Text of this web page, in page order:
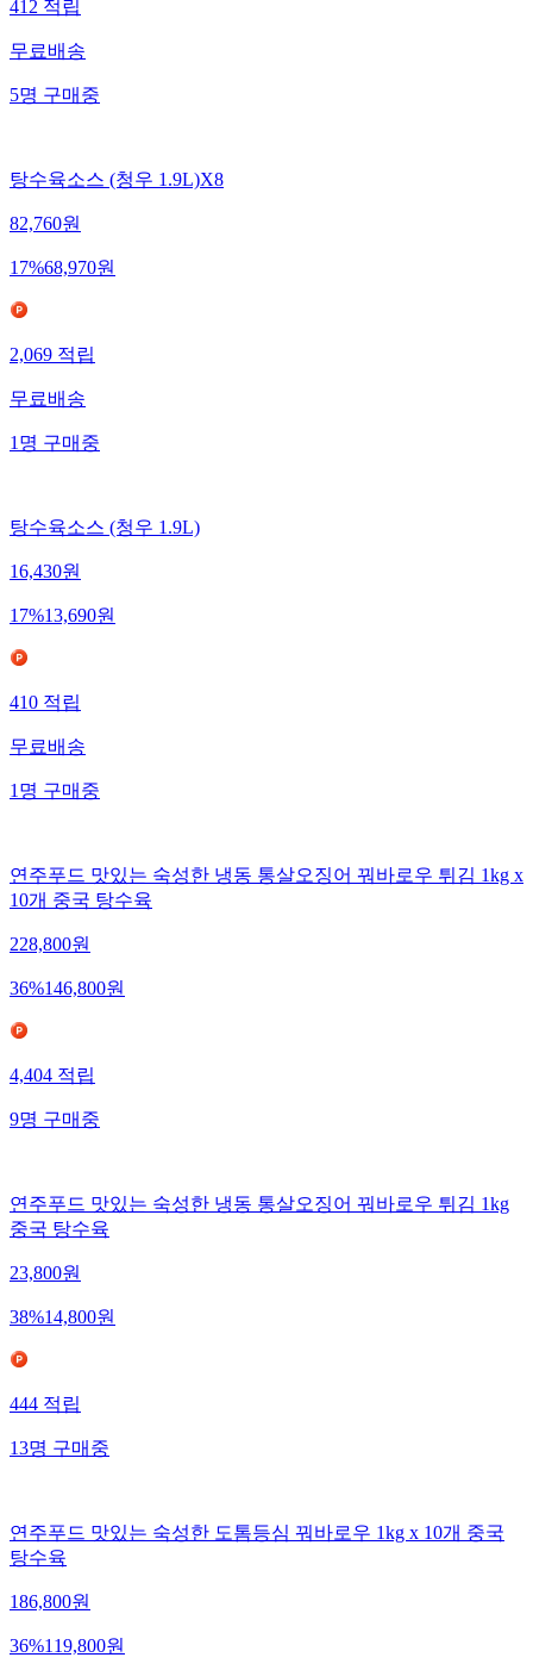
412적립
무료배송
5명구매중
탕수육소스 (청우 1.9L)X8
82,760원
17%68,970원
2,069적립
무료배송
1명구매중
탕수육소스 (청우 1.9L)
16,430원
17%13,690원
410적립
무료배송
1명구매중
연주푸드 맛있는 숙성한 냉동 통살오징어 꿔바로우 튀김 1kg x
10개 중국 탕수육
228,800원
36%146,800원
4,404적립
9명구매중
연주푸드 맛있는 숙성한 냉동 통살오징어 꿔바로우 튀김 1kg
중국 탕수육
23,800원
38%14,800원
444적립
13명구매중
연주푸드 맛있는 숙성한 도톰등심 꿔바로우 1kg x 10개 중국
탕수육
186,800원
36%119,800원